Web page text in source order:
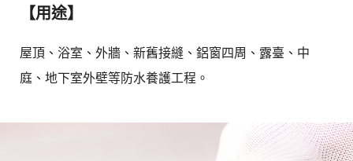
【用途】
屋頂、浴室、外牆、新舊接縫、鋁窗四周、露臺、中
庭、地下室外壁等防水養護工程。